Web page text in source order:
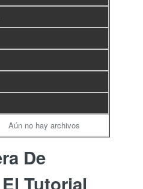
Aún no hay archivos
De
Tutorial